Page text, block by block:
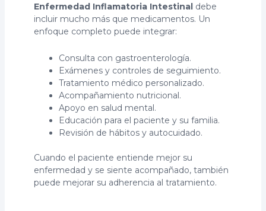
Enfermedad Inflamatoria Intestinaldebe
incluir mucho más que medicamentos. Un
enfoque completo puede integrar:
Consulta con gastroenterología.
Exámenes y controles de seguimiento.
Tratamiento médico personalizado.
Acompañamiento nutricional.
Apoyo en salud mental.
Educación para el paciente y su familia.
Revisión de hábitos y autocuidado.
Cuando el paciente entiende mejor su
enfermedad y se siente acompañado, también
puede mejorar su adherencia al tratamiento.